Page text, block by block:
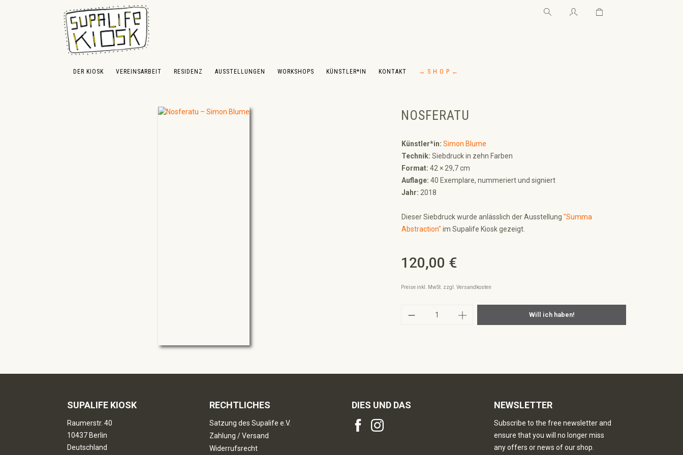
Hauptinhalt springen
Zur Suche springen
Zur Hauptnavigation springen Warenkorb enthält 0
DER KIOSK VEREINSARBEIT RESIDENZ AUSSTELLUNGEN WORKSHOPS KÜNSTLER*IN KONTAKT → S H O P ←
NOSFERATU
Künstler*in: Simon Blume
Technik: Siebdruck in zehn Farben
Format: 42 × 29,7 cm
Auflage: 40 Exemplare, nummeriert und signiert
Jahr: 2018
Dieser Siebdruck wurde anlässlich der Ausstellung "Summa
Abstraction" im Supalife Kiosk gezeigt.
Regulärer Preis:
120,00 €
Preise inkl. MwSt. zzgl. Versandkosten
Produkt Anzahl: Gib den gewünschten Wert ein
Will ich haben!
SUPALIFE KIOSK
Raumerstr. 40
10437 Berlin
Deutschland
RECHTLICHES
Satzung des Supalife e.V.
Zahlung / Versand
Widerrufsrecht
DIES UND DAS NEWSLETTER
Subscribe to the free newsletter and
ensure that you will no longer miss
any offers or news of our shop.